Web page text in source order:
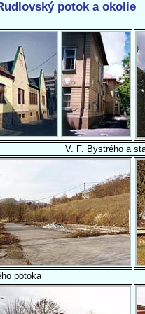
potok a okolie
V. F. Bystrého a
potoka